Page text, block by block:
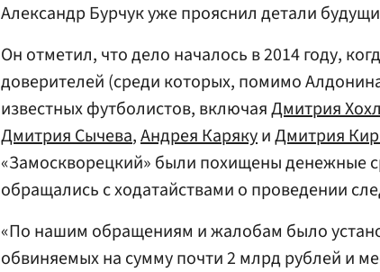
Александр Бурчук уже прояснил детали
Он отметил, что дело началось в 2014 году,
доверителей (среди которых, помимо
известных футболистов, включаяДмитрия
Дмитрия Сычева,Андрея КарякуиДмитрия
«Замоскворецкий» были похищены денежные
обращались с ходатайствами о проведении
«По нашим обращениям и жалобам было
обвиняемых на сумму почти 2 млрд рублей и